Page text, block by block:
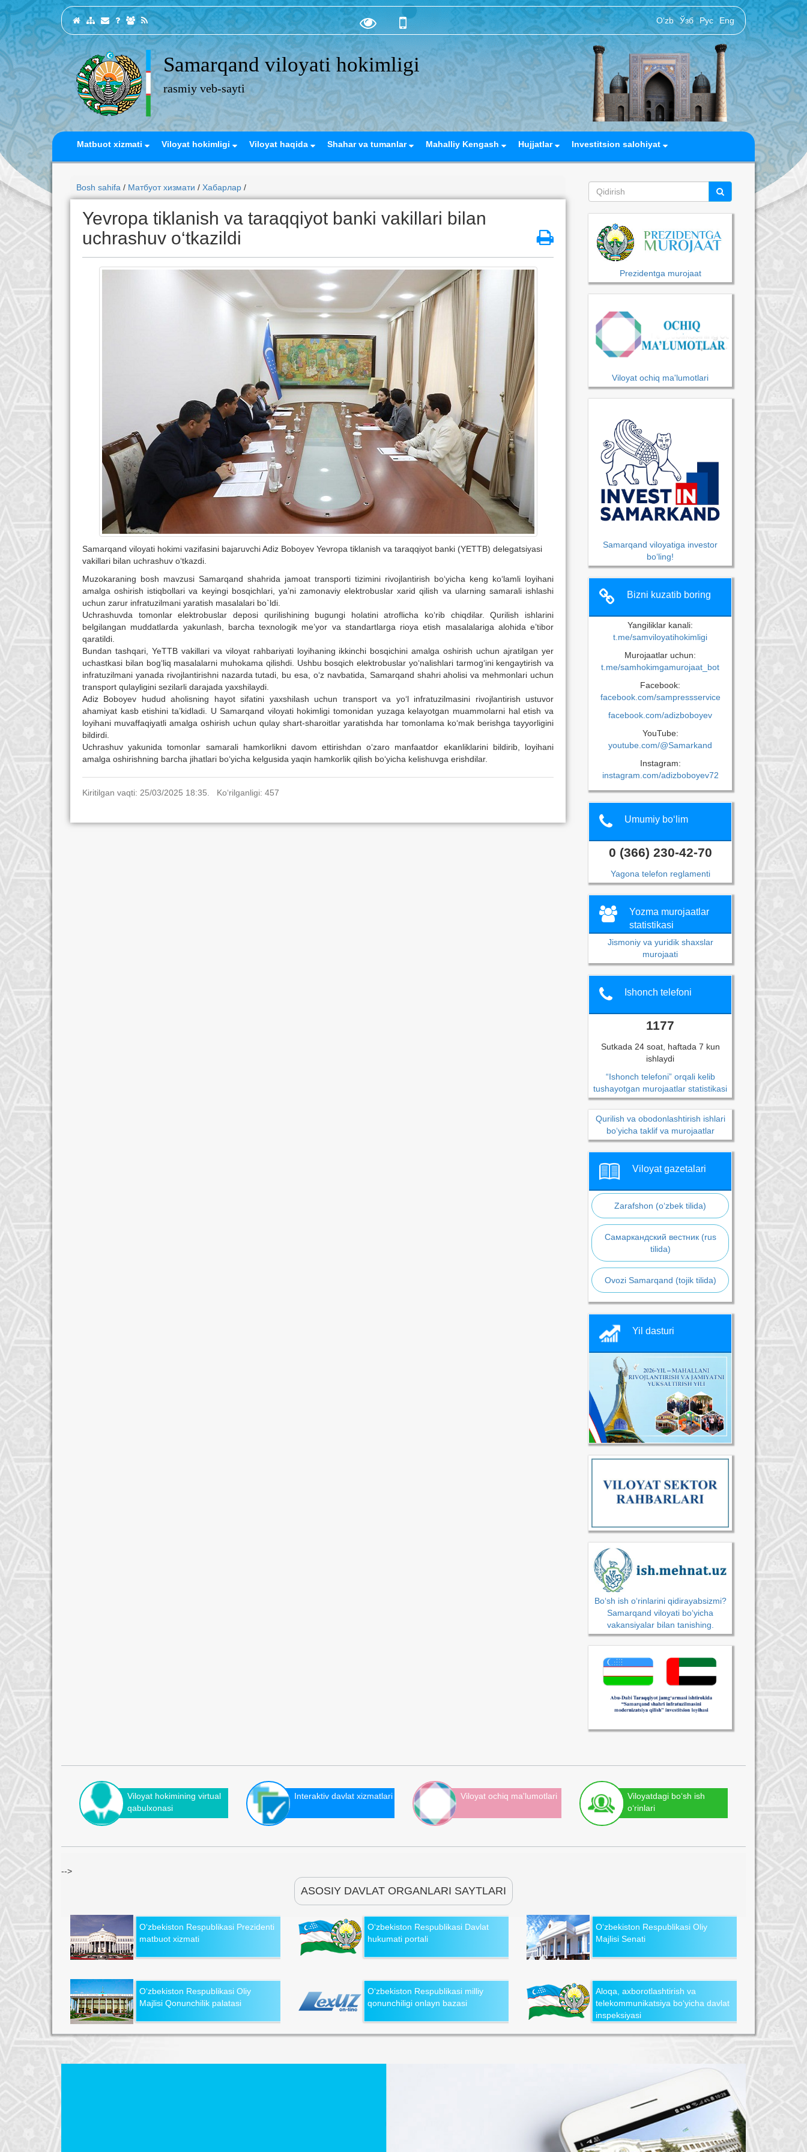
O‘zb Ўзб Рус Eng
Samarqand viloyati hokimligi
rasmiy veb-sayti
Matbuot xizmati Viloyat hokimligi Viloyat haqida Shahar va tumanlar Mahalliy Kengash Hujjatlar Investitsion salohiyat
Bosh sahifa / Матбуот хизмати / Хабарлар /
Yevropa tiklanish va taraqqiyot banki vakillari bilan
uchrashuv o‘tkazildi
Samarqand viloyati hokimi vazifasini bajaruvchi Adiz Boboyev Yevropa tiklanish va taraqqiyot banki (YETTB) delegatsiyasi
vakillari bilan uchrashuv o‘tkazdi.
Muzokaraning bosh mavzusi Samarqand shahrida jamoat transporti tizimini rivojlantirish boʻyicha keng koʻlamli loyihani
amalga oshirish istiqbollari va keyingi bosqichlari, yaʼni zamonaviy elektrobuslar xarid qilish va ularning samarali ishlashi
uchun zarur infratuzilmani yaratish masalalari bo`ldi.
Uchrashuvda tomonlar elektrobuslar deposi qurilishining bugungi holatini atroflicha ko‘rib chiqdilar. Qurilish ishlarini
belgilangan muddatlarda yakunlash, barcha texnologik me’yor va standartlarga rioya etish masalalariga alohida e’tibor
qaratildi.
Bundan tashqari, YeTTB vakillari va viloyat rahbariyati loyihaning ikkinchi bosqichini amalga oshirish uchun ajratilgan yer
uchastkasi bilan bog‘liq masalalarni muhokama qilishdi. Ushbu bosqich elektrobuslar yo‘nalishlari tarmog‘ini kengaytirish va
infratuzilmani yanada rivojlantirishni nazarda tutadi, bu esa, o‘z navbatida, Samarqand shahri aholisi va mehmonlari uchun
transport qulayligini sezilarli darajada yaxshilaydi.
Adiz Boboyev hudud aholisning hayot sifatini yaxshilash uchun transport va yo‘l infratuzilmasini rivojlantirish ustuvor
ahamiyat kasb etishini ta’kidladi. U Samarqand viloyati hokimligi tomonidan yuzaga kelayotgan muammolarni hal etish va
loyihani muvaffaqiyatli amalga oshirish uchun qulay shart-sharoitlar yaratishda har tomonlama ko‘mak berishga tayyorligini
bildirdi.
Uchrashuv yakunida tomonlar samarali hamkorlikni davom ettirishdan o‘zaro manfaatdor ekanliklarini bildirib, loyihani
amalga oshirishning barcha jihatlari bo‘yicha kelgusida yaqin hamkorlik qilish bo‘yicha kelishuvga erishdilar.
Kiritilgan vaqti: 25/03/2025 18:35. Ko‘rilganligi: 457
Prezidentga murojaat
Viloyat ochiq ma'lumotlari
Samarqand viloyatiga investor
bo‘ling!
Bizni kuzatib boring
Yangiliklar kanali:
t.me/samviloyatihokimligi
Murojaatlar uchun:
t.me/samhokimgamurojaat_bot
Facebook:
facebook.com/sampressservice
facebook.com/adizboboyev
YouTube:
youtube.com/@Samarkand
Instagram:
instagram.com/adizboboyev72
Umumiy bo‘lim
0 (366) 230-42-70
Yagona telefon reglamenti
Yozma murojaatlar
statistikasi
Jismoniy va yuridik shaxslar
murojaati
Ishonch telefoni
1177
Sutkada 24 soat, haftada 7 kun
ishlaydi
“Ishonch telefoni” orqali kelib
tushayotgan murojaatlar statistikasi
Qurilish va obodonlashtirish ishlari
bo‘yicha taklif va murojaatlar
Viloyat gazetalari
Zarafshon (o‘zbek tilida)
Самаркандский вестник (rus
tilida)
Ovozi Samarqand (tojik tilida)
Yil dasturi
Bo‘sh ish o‘rinlarini qidirayabsizmi?
Samarqand viloyati bo‘yicha
vakansiyalar bilan tanishing.
Viloyat hokimining virtual
qabulxonasi
Interaktiv davlat xizmatlari Viloyat ochiq ma'lumotlari
Viloyatdagi bo‘sh ish
o‘rinlari
-->
ASOSIY DAVLAT ORGANLARI SAYTLARI
O‘zbekiston Respublikasi Prezidenti
matbuot xizmati
O‘zbekiston Respublikasi Davlat
hukumati portali
O‘zbekiston Respublikasi Oliy
Majlisi Senati
O‘zbekiston Respublikasi Oliy
Majlisi Qonunchilik palatasi
O‘zbekiston Respublikasi milliy
qonunchiligi onlayn bazasi
Aloqa, axborotlashtirish va
telekommunikatsiya bo‘yicha davlat
inspeksiyasi